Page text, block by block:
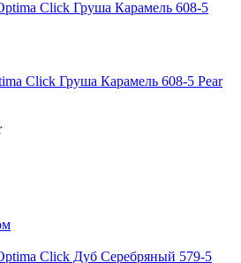
Click Груша Карамель 608-5 Pear